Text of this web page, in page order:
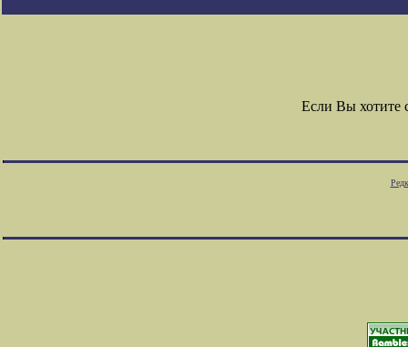
Если Вы хотите